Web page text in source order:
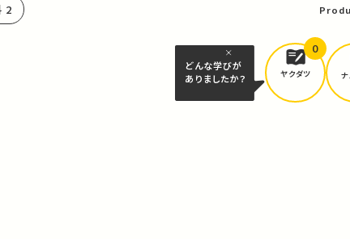
2
どんな学びが
ありましたか？
ヤクダツ
0